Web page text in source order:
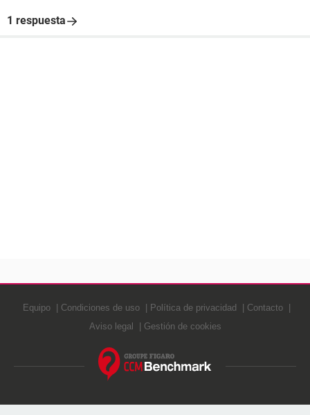
1 respuesta
Equipo Condiciones de uso Política de privacidad
Contacto
Aviso legal
Gestión de cookies